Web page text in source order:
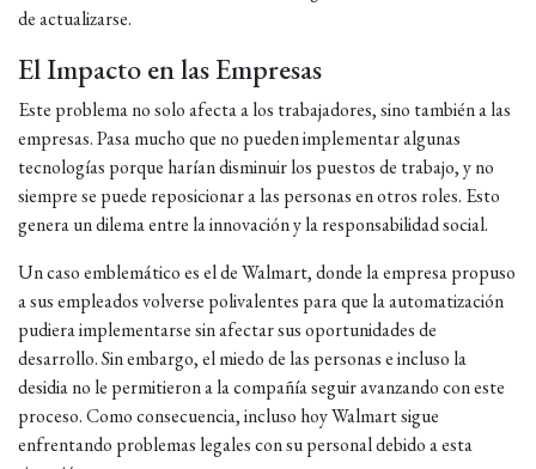
de actualizarse.
El Impacto en las Empresas
Este problema no solo afecta a los trabajadores, sino también a las
empresas. Pasa mucho que no pueden implementar algunas
tecnologías porque harían disminuir los puestos de trabajo, y no
siempre se puede reposicionar a las personas en otros roles. Esto
genera un dilema entre la innovación y la responsabilidad social.
Un caso emblemático es el de Walmart, donde la empresa propuso
a sus empleados volverse polivalentes para que la automatización
pudiera implementarse sin afectar sus oportunidades de
desarrollo. Sin embargo, el miedo de las personas e incluso la
desidia no le permitieron a la compañía seguir avanzando con este
proceso. Como consecuencia, incluso hoy Walmart sigue
enfrentando problemas legales con su personal debido a esta